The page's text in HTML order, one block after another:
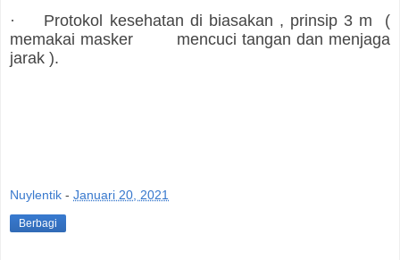
·
Protokol kesehatan di biasakan , prinsip 3 m (
memakai masker mencuci tangan dan menjaga
jarak ).
Nuylentik - Januari 20, 2021
Berbagi